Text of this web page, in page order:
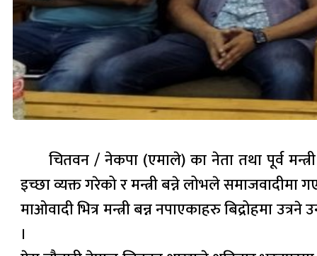
चितवन / नेकपा (एमाले) का नेता तथा पूर्व
इच्छा व्यक्त गरेको र मन्त्री बन्ने लोभले
माओवादी भित्र मन्त्री बन्न नपाएकाहरु बिद्रोहमा
।